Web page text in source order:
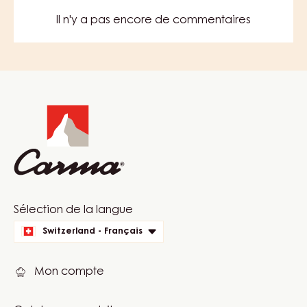
Il n'y a pas encore de commentaires
Website
quick
Sélection de la langue
Switzerland - Français
Mon compte